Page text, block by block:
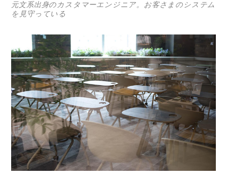
元文系出身のカスタマーエンジニア。お客さまのシステム
を見守っている